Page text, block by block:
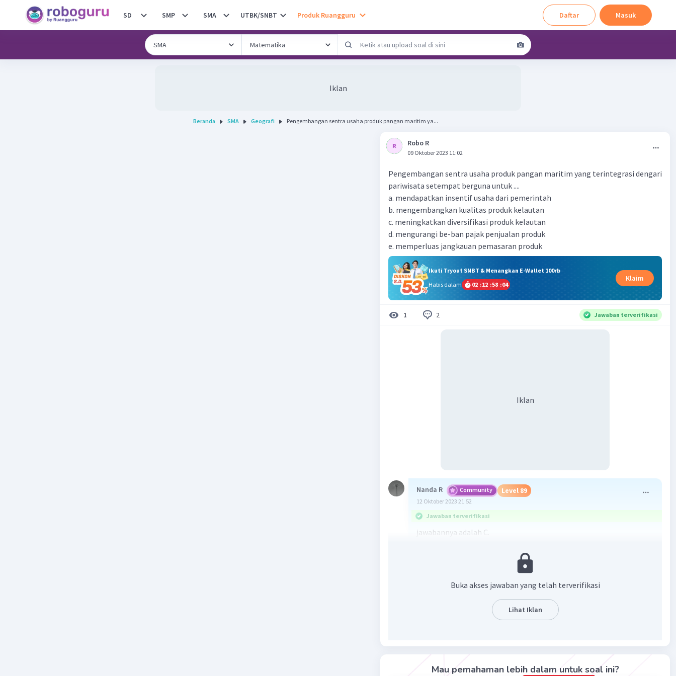
SD SMP SMA UTBK/SNBT Produk Ruangguru Daftar Masuk
Iklan
Beranda SMA Geografi Pengembangan sentra usaha produk pangan maritim ya...
Robo R
09 Oktober 2023 11:02
Pengembangan sentra usaha produk pangan maritim yang terintegrasi dengari
pariwisata setempat berguna untuk ....
a. mendapatkan insentif usaha dari pemerintah
b. mengembangkan kualitas produk kelautan
c. meningkatkan diversifikasi produk kelautan
d. mengurangi be-ban pajak penjualan produk
e. memperluas jangkauan pemasaran produk
Ikuti Tryout SNBT & Menangkan E-Wallet 100rb
Habis dalam
02 :12 :58 :03
Klaim
1 2 Jawaban terverifikasi
Iklan
Nanda R Community Level 89
12 Oktober 2023 21:52
Jawaban terverifikasi
jawabannya adalah C.
Dalam pengolahan dan pemanfaatan potensi maritim dapat
dilakukan dalam hal pengolahan produk pertanian dan pariwisata.
Pengembangan sentra produk perikanan dengan pariwisata
digabungkan dapat mempengaruhi pemasaran dan cepat atau
tidaknya produk itu terjual. Dengan adanya penggabungan ini sangat
mendukung dalam upaya peningkatan pendapatan negara dan
Buka akses jawaban yang telah terverifikasi
Lihat Iklan
Mau pemahaman lebih dalam untuk soal ini?